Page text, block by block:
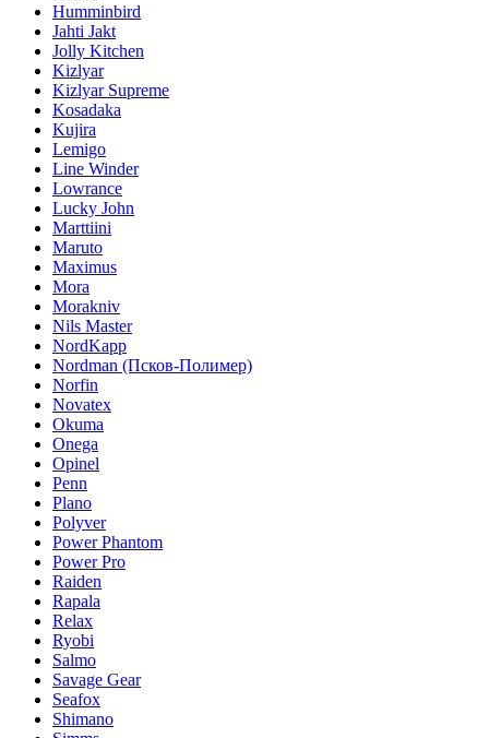
Humminbird
Jahti Jakt
Jolly Kitchen
Kizlyar
Kizlyar Supreme
Kosadaka
Kujira
Lemigo
Line Winder
Lowrance
Lucky John
Marttiini
Maruto
Maximus
Mora
Morakniv
Nils Master
NordKapp
Nordman (Псков-Полимер)
Norfin
Novatex
Okuma
Onega
Opinel
Penn
Plano
Polyver
Power Phantom
Power Pro
Raiden
Rapala
Relax
Ryobi
Salmo
Savage Gear
Seafox
Shimano